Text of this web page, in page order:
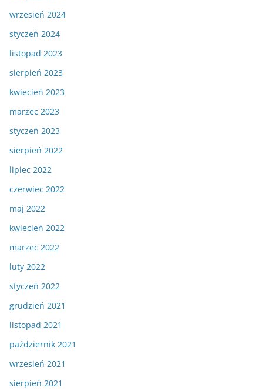
wrzesień 2024
styczeń 2024
listopad 2023
sierpień 2023
kwiecień 2023
marzec 2023
styczeń 2023
sierpień 2022
lipiec 2022
czerwiec 2022
maj 2022
kwiecień 2022
marzec 2022
luty 2022
styczeń 2022
grudzień 2021
listopad 2021
październik 2021
wrzesień 2021
sierpień 2021